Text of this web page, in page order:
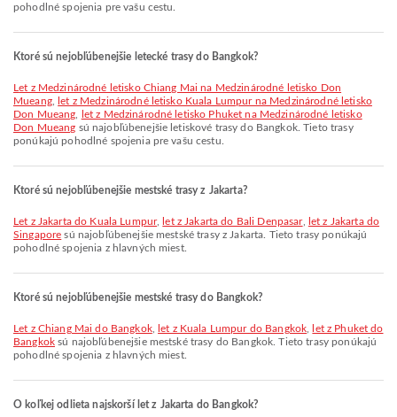
pohodlné spojenia pre vašu cestu.
Ktoré sú nejobľúbenejšie letecké trasy do Bangkok?
let z Medzinárodné letisko Chiang Mai na Medzinárodné letisko Don
Mueang,
let z Medzinárodné letisko Kuala Lumpur na Medzinárodné letisko
Don Mueang
let z Medzinárodné letisko Phuket na Medzinárodné letisko
Don Mueang sú najobľúbenejšie letiskové trasy do Bangkok. Tieto trasy
ponúkajú pohodlné spojenia pre vašu cestu.
Ktoré sú nejobľúbenejšie mestské trasy z Jakarta?
let z Jakarta do Kuala Lumpur, let z Jakarta do Bali Denpasar,
let z Jakarta do
Singapore sú najobľúbenejšie mestské trasy z Jakarta. Tieto trasy ponúkajú
pohodlné spojenia z hlavných miest.
Ktoré sú nejobľúbenejšie mestské trasy do Bangkok?
let z Chiang Mai do Bangkok, let z Kuala Lumpur do Bangkok
let z Phuket do
Bangkoksú najobľúbenejšie mestské trasy do Bangkok. Tieto trasy ponúkajú
pohodlné spojenia z hlavných miest.
O koľkej odlieta najskorší let z Jakarta do Bangkok?